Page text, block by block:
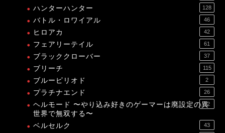
ハンターハンター 128
バトル・ロワイアル 46
ヒロアカ 42
フェアリーテイル 61
ブラッククローバー 37
ブリーチ 115
ブルーピリオド 2
プラチナエンド 26
ヘルモード 〜やり込み好きのゲーマーは廃設定の異
世界で無双する〜
12
ベルセルク 43